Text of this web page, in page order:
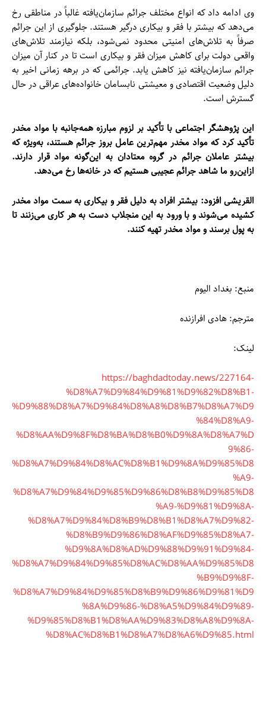
وی ادامه داد که انواع مختلف جرائم سازمان‌یافته غالباً در مناطقی رخ
می‌دهد که بیشتر با فقر و بیکاری درگیر هستند. جلوگیری از این جرائم
صرفاً به تلاش‌های امنیتی محدود نمی‌شود، بلکه نیازمند تلاش‌های
واقعی دولت برای کاهش میزان فقر و بیکاری است تا در کنار آن میزان
جرائم سازمان‌یافته نیز کاهش یابد. جرائمی که در برهه زمانی اخیر به
دلیل وضعیت اقتصادی و معیشتی نابسامان خانواده‌های عراقی در حال
گسترش است.
این پژوهشگر اجتماعی با تأکید بر لزوم مبارزه همه‌جانبه با مواد مخدر
تأکید کرد که مواد مخدر مهم‌ترین عامل بروز جرائم هستند، به‌ویژه که
بیشتر عاملان جرائم در گروه معتادان به این‌گونه مواد قرار دارند.
ازاین‌رو ما شاهد جرائم عجیبی هستیم که در خانه‌ها رخ می‌دهد.
القریشی افزود: بیشتر افراد به دلیل فقر و بیکاری به سمت مواد مخدر
کشیده می‌شوند و با ورود به این منجلاب دست به هر کاری می‌زنند تا
به پول برسند و مواد مخدر تهیه کنند.
منبع: بغداد الیوم
مترجم: هادی افرازنده
لینک:
https://baghdadtoday.news/227164-
%D8%A7%D9%84%D9%81%D9%82%D8%B1-
%D9%88%D8%A7%D9%84%D8%A8%D8%B7%D8%A7%D9
%84%D8%A9-
%D8%AA%D9%8F%D8%BA%D8%B0%D9%8A%D8%A7%D
9%86-
%D8%A7%D9%84%D8%AC%D8%B1%D9%8A%D9%85%D8
%A9-
%D8%A7%D9%84%D9%85%D9%86%D8%B8%D9%85%D8
%A9-%D9%81%D9%8A-
%D8%A7%D9%84%D8%B9%D8%B1%D8%A7%D9%82-
%D8%B9%D9%86%D8%AF%D9%85%D8%A7-
%D9%8A%D8%AD%D9%88%D9%91%D9%84-
%D8%A7%D9%84%D9%85%D8%AC%D8%AA%D9%85%D8
%B9%D9%8F-
%D8%A7%D9%84%D9%85%D8%B9%D9%86%D9%81%D9
%8A%D9%86-%D8%A5%D9%84%D9%89-
%D9%85%D8%B1%D8%AA%D9%83%D8%A8%D9%8A-
%D8%AC%D8%B1%D8%A7%D8%A6%D9%85.html